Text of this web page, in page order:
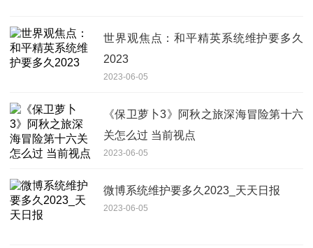
世界观焦点：和平精英系统维护要多久
2023
2023-06-05
《保卫萝卜3》阿秋之旅深海冒险第十六
关怎么过 当前视点
2023-06-05
微博系统维护要多久2023_天天日报
2023-06-05